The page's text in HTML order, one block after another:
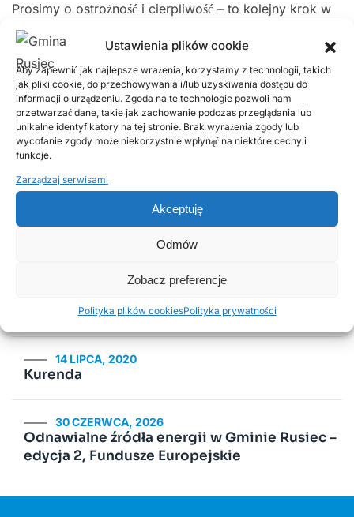
Ustawienia plików cookie
Aby zapewnić jak najlepsze wrażenia, korzystamy z technologii, takich
jak pliki cookie, do przechowywania i/lub uzyskiwania dostępu do
informacji o urządzeniu. Zgoda na te technologie pozwoli nam
przetwarzać dane, takie jak zachowanie podczas przeglądania lub
unikalne identyfikatory na tej stronie. Brak wyrażenia zgody lub
wycofanie zgody może niekorzystnie wpłynąć na niektóre cechy i
funkcje.
Zarządzaj serwisami
Akceptuję
Odmów
Zobacz preferencje
Polityka plików cookiesPolityka prywatności
Prosimy o ostrożność i cierpliwość – to kolejny krok w
kierunku nowoczesnej i bezpiecznej ul. Mickiewicza.
Poprzednie Następne
Popularne wpisy
PSZOK Rusiec – godziny otwarcia, lokalizacja i
zasady przyjmowania odpadów
18 LISTOPADA, 2025
komunalnych w 2026 roku
14 LIPCA, 2020
Kurenda
30 CZERWCA, 2026
Odnawialne źródła energii w Gminie Rusiec –
edycja 2, Fundusze Europejskie